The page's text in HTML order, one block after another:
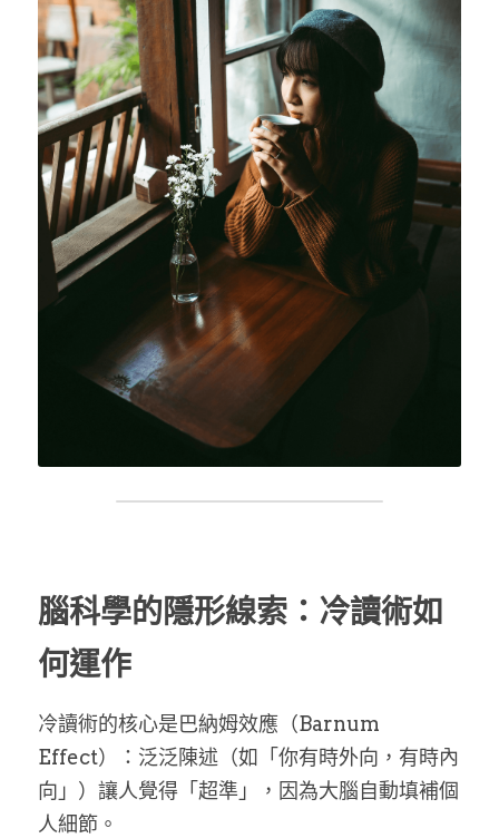
腦科學的隱形線索：冷讀術如
何運作
冷讀術的核心是巴納姆效應（Barnum
Effect）：泛泛陳述（如「你有時外向，有時內
向」）讓人覺得「超準」，因為大腦自動填補個
人細節。